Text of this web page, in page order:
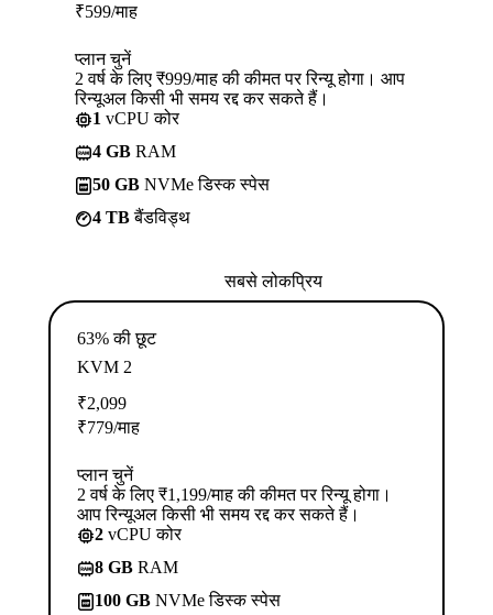
₹599/माह
प्लान चुनें
2 वर्ष के लिए ₹999/माह की कीमत पर रिन्यू होगा। आप
रिन्यूअल किसी भी समय रद्द कर सकते हैं।
1 vCPU कोर
4 GB RAM
50 GB NVMe डिस्क स्पेस
4 TBबैंडविड्थ
सबसे लोकप्रिय
63% की छूट
KVM 2
₹2,099
₹779/माह
प्लान चुनें
2 वर्ष के लिए ₹1,199/माह की कीमत पर रिन्यू होगा।
आप रिन्यूअल किसी भी समय रद्द कर सकते हैं।
2 vCPU कोर
8 GB RAM
100 GB NVMe डिस्क स्पेस